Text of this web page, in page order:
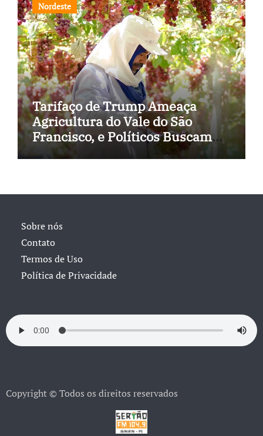
Nordeste
Tarifaço de Trump Ameaça
Agricultura do Vale do São
Francisco, e Políticos Buscam
Soluções
Sobre nós
Contato
Termos de Uso
Política de Privacidade
Copyright © Todos os direitos reservados